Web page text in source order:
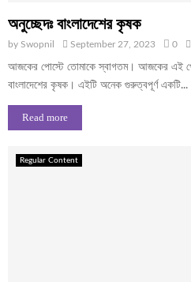
অনুচ্ছেদঃ বাংলাদেশের কৃষক
by Swopnil September 27, 2023 0
আজকের পোস্টে তোমাকে স্বাগতম। আজকের এই
বাংলাদেশের কৃষক। এইটি অনেক গুরুত্বপূর্ণ একটি...
Read more
Regular Content